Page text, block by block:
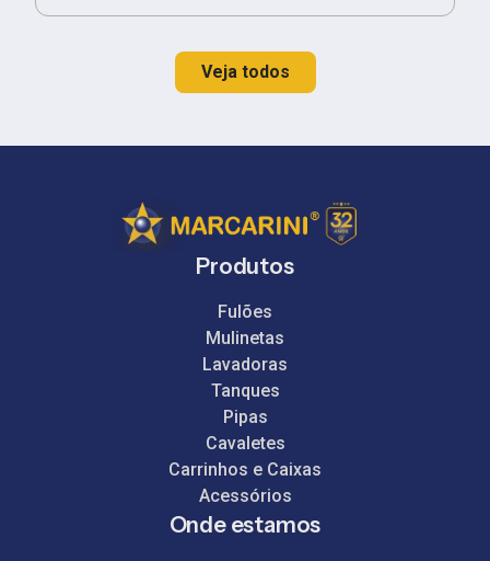
Veja todos
Produtos
Fulões
Mulinetas
Lavadoras
Tanques
Pipas
Cavaletes
Carrinhos e Caixas
Acessórios
Onde estamos